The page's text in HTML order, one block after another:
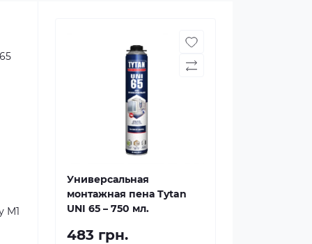
М1
Универсальная
монтажная пена Tytan
UNI 65 – 750 мл.
483 грн.